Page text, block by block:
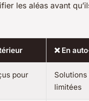
les aléas avant
❌ En
pour
limitées